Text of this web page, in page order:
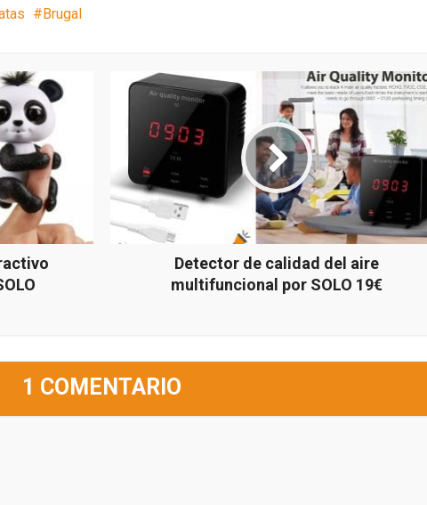
Brugal
Detector de calidad del aire
multifuncional por SOLO 19€
1 COMENTARIO